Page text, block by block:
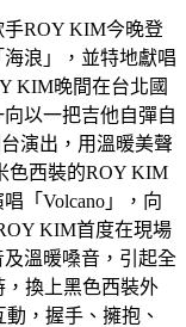
手ROY KIM今晚登
浪」，並特地獻唱
KIM晚間在台北國
以一把吉他自彈自
演出，用溫暖美聲
色西裝的ROY KIM
「Volcano」，向
KIM首度在現場
溫暖嗓音，引起全
，換上黑色西裝外
，握手、擁抱、